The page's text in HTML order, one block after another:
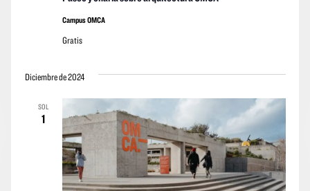
Campus OMCA
Gratis
Diciembre de 2024
SOL
1